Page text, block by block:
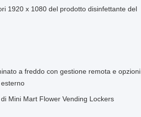
1920 x 1080 del prodotto disinfettante del
a freddo con gestione remota e opzioni
Mini Mart Flower Vending Lockers